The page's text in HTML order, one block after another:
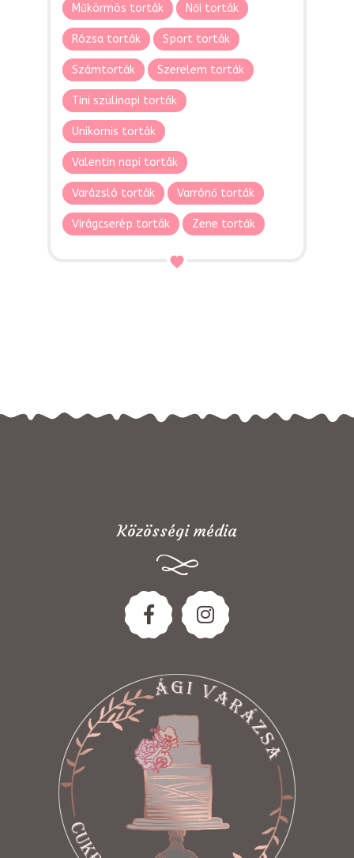
Műkörmös torták Női torták
Rózsa torták Sport torták
Számtorták Szerelem torták
Tini szülinapi torták
Unikornis torták
Valentin napi torták
Varázsló torták Varrónő torták
Virágcserép torták Zene torták
Közösségi média